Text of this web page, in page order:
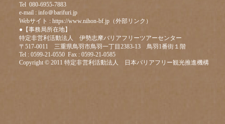
Tel 080-6955-7883
e-mail : info＠barifuri.jp
Webサイト : https://www.nihon-bf.jp（外部リンク）
●【事務局所在地】
特定非営利活動法人 伊勢志摩バリアフリーツアーセンター
〒517-0011 三重県鳥羽市鳥羽一丁目2383-13 鳥羽1番街１階
Tel : 0599-21-0550 Fax : 0599-21-0585
Copyright © 2011 特定非営利活動法人 日本バリアフリー観光推進機構